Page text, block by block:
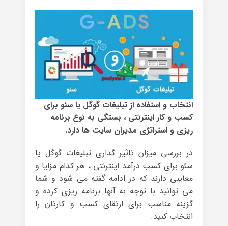
انتخاب و استفاده از تبلیغات گوگل یا سئو برای
کسب و کار اینترنتی ، بستگی به نوع برنامه
ریزی و استراتژی مدیران سایت ها دارد.
در بررسی میزان تاثیر گذاری تبلیغات گوگل یا
سئو برای کسب درآمد اینترنتی ، هر کدام مزایا و
معایبی دارند که در ادامه گفته می شود و شما
می توانید با توجه به آنها برنامه ریزی کرده و
گزینه مناسب برای ارتقای کسب و کارتان را
انتخاب کنید.